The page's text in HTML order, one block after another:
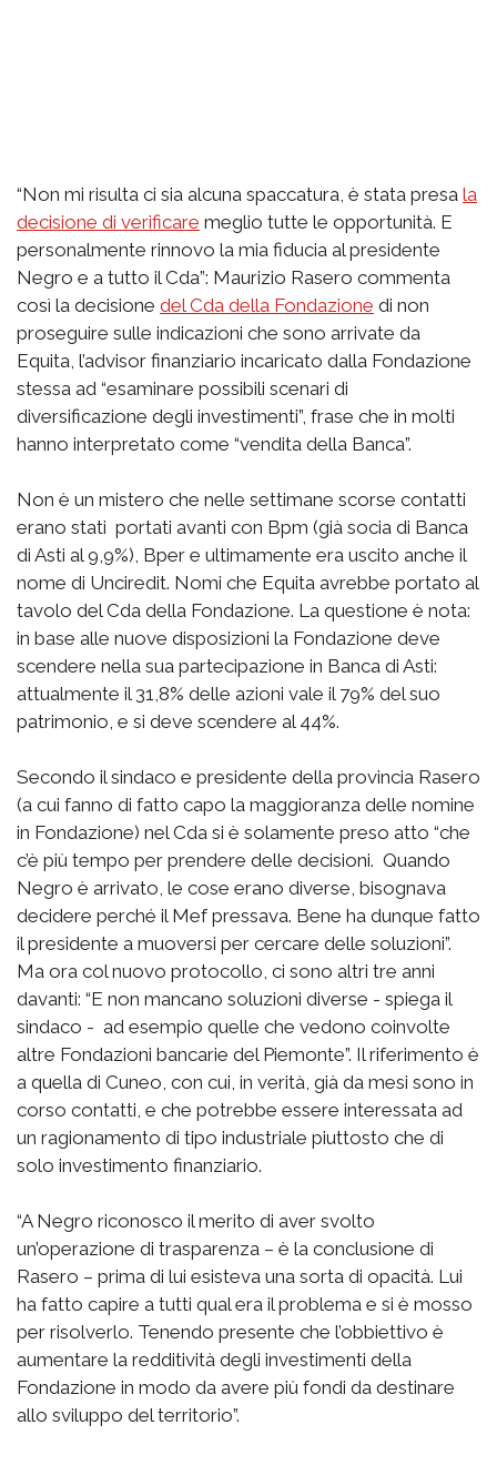
“Non mi risulta ci sia alcuna spaccatura, è stata presa la
decisione di verificare meglio tutte le opportunità. E
personalmente rinnovo la mia fiducia al presidente
Negro e a tutto il Cda”: Maurizio Rasero commenta
così la decisione del Cda della Fondazione di non
proseguire sulle indicazioni che sono arrivate da
Equita, l’advisor finanziario incaricato dalla Fondazione
stessa ad “esaminare possibili scenari di
diversificazione degli investimenti”, frase che in molti
hanno interpretato come “vendita della Banca”.
Non è un mistero che nelle settimane scorse contatti
erano stati portati avanti con Bpm (già socia di Banca
di Asti al 9,9%), Bper e ultimamente era uscito anche il
nome di Unciredit. Nomi che Equita avrebbe portato al
tavolo del Cda della Fondazione. La questione è nota:
in base alle nuove disposizioni la Fondazione deve
scendere nella sua partecipazione in Banca di Asti:
attualmente il 31,8% delle azioni vale il 79% del suo
patrimonio, e si deve scendere al 44%.
Secondo il sindaco e presidente della provincia Rasero
(a cui fanno di fatto capo la maggioranza delle nomine
in Fondazione) nel Cda si è solamente preso atto “che
c’è più tempo per prendere delle decisioni. Quando
Negro è arrivato, le cose erano diverse, bisognava
decidere perché il Mef pressava. Bene ha dunque fatto
il presidente a muoversi per cercare delle soluzioni”.
Ma ora col nuovo protocollo, ci sono altri tre anni
davanti: “E non mancano soluzioni diverse - spiega il
sindaco - ad esempio quelle che vedono coinvolte
altre Fondazioni bancarie del Piemonte”. Il riferimento è
a quella di Cuneo, con cui, in verità, già da mesi sono in
corso contatti, e che potrebbe essere interessata ad
un ragionamento di tipo industriale piuttosto che di
solo investimento finanziario.
“A Negro riconosco il merito di aver svolto
un’operazione di trasparenza – è la conclusione di
Rasero – prima di lui esisteva una sorta di opacità. Lui
ha fatto capire a tutti qual era il problema e si è mosso
per risolverlo. Tenendo presente che l’obbiettivo è
aumentare la redditività degli investimenti della
Fondazione in modo da avere più fondi da destinare
allo sviluppo del territorio”.